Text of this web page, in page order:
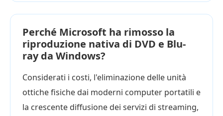
Perché Microsoft ha rimosso la
riproduzione nativa di DVD e Blu-
ray da Windows?
Considerati i costi, l'eliminazione delle unità
ottiche fisiche dai moderni computer portatili e
la crescente diffusione dei servizi di streaming,